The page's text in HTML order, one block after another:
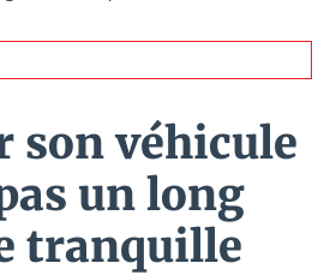
son véhicule
un long
tranquille